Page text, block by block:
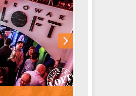
31.12.2018